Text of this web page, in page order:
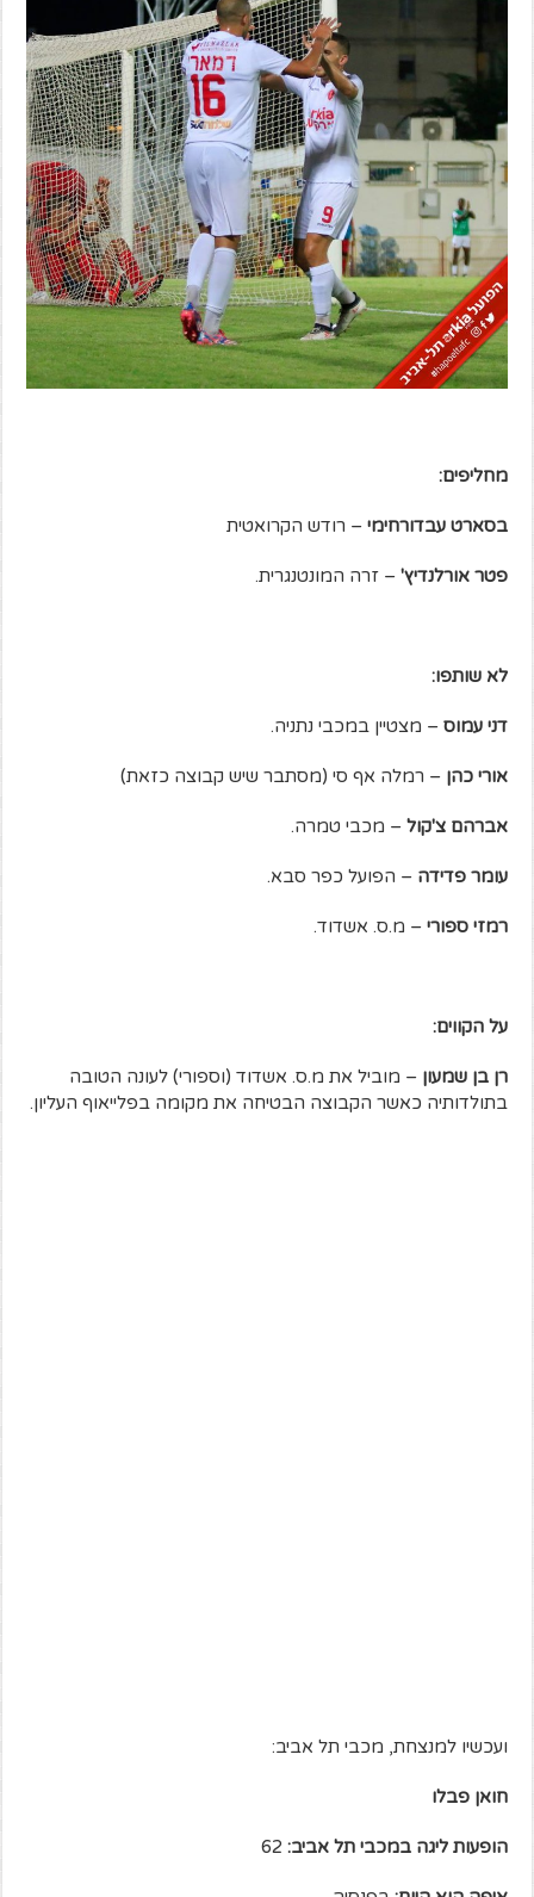
מחליפים:
בסארט עבדורחימי – רודש הקרואטית
פטר אורלנדיץ' – זרה המונטנגרית.
לא שותפו:
דני עמוס – מצטיין במכבי נתניה.
אורי כהן – רמלה אף סי (מסתבר שיש קבוצה כזאת)
אברהם צ'קול – מכבי טמרה.
עומר פדידה – הפועל כפר סבא.
רמזי ספורי – מ.ס. אשדוד.
על הקווים:
רן בן שמעון – מוביל את מ.ס. אשדוד (וספורי) לעונה הטובה
בתולדותיה כאשר הקבוצה הבטיחה את מקומה בפלייאוף העליון.
ועכשיו למנצחת, מכבי תל אביב:
חואן פבלו
הופעות ליגה במכבי תל אביב: